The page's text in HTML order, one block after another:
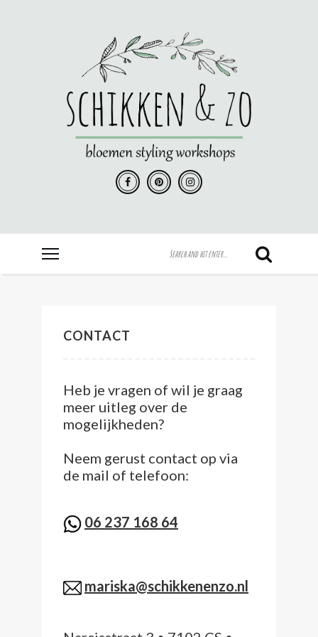
CONTACT
Heb je vragen of wil je graag
meer uitleg over de
mogelijkheden?
Neem gerust contact op via
de mail of telefoon:
06 237 168 64
mariska@schikkenenzo.nl